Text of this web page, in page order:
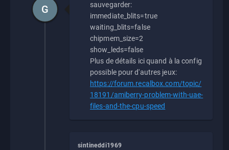
sauvegarder:
immediate_blits=true
waiting_blits=false
chipmem_size=2
show_leds=false
Plus de détails ici quand à la config
possible pour d'autres jeux:
https://forum.recalbox.com/topic/
18191/amiberry-problem-with-uae-
files-and-the-cpu-speed
G
sintineddi1969